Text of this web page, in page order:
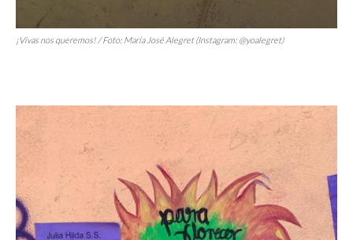
¡Vivas nos queremos! / Foto: María José Alegret (Instagram: @yoalegret)